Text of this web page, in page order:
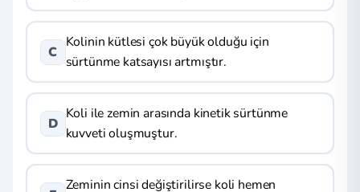
C
Kolinin kütlesi çok büyük olduğu için
sürtünme katsayısı artmıştır.
D
Koli ile zemin arasında kinetik sürtünme
kuvveti oluşmuştur.
Zeminin cinsi değiştirilirse koli hemen